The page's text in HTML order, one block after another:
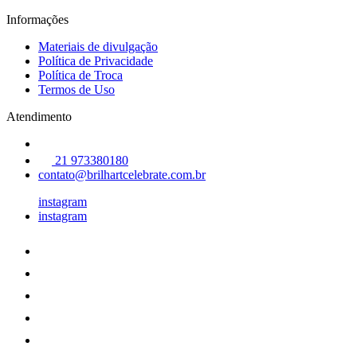
Informações
Materiais de divulgação
Política de Privacidade
Política de Troca
Termos de Uso
Atendimento
21 973380180
contato@brilhartcelebrate.com.br
instagram
instagram